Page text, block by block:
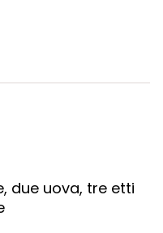
due uova, tre etti